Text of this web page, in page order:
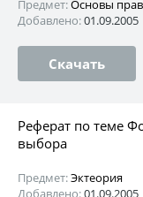
Предмет:Основы
Добавлено:01.09.2005
Скачать
Реферат по теме
выбора
Предмет:Эктеория
Добавлено:01.09.2005